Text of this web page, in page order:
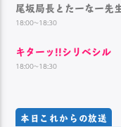
尾坂局長とたーなー先
18:00~18:30
キターッ!!シリベシル
18:00~18:30
本日これからの放送